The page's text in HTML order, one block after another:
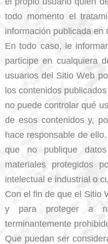
todo momento el
información publicada en
En todo caso, le
participe en cualquiera
usuarios del Sitio Web
los contenidos
no puede controlar qué
de esos contenidos y,
hace responsable de
que no publique
materiales protegidos
intelectual e industrial o
Con el fin de que el Sitio
y para proteger a
terminantemente
Que puedan ser